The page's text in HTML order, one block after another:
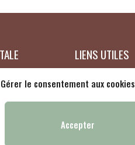
Gérer le consentement aux cookies
Accepter
LIENS UTILES
Mon compte